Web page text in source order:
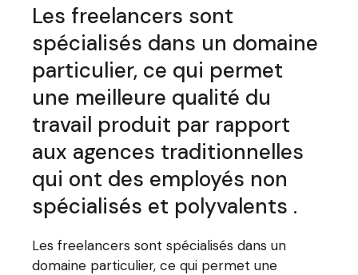
Les freelancers sont
spécialisés dans un domaine
particulier, ce qui permet
une meilleure qualité du
travail produit par rapport
aux agences traditionnelles
qui ont des employés non
spécialisés et polyvalents .
Les freelancers sont spécialisés dans un
domaine particulier, ce qui permet une